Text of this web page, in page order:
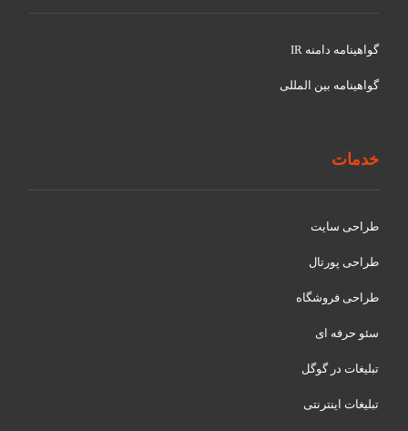
گواهينامه دامنه IR
گواهينامه بین المللی
خدمات
طراحی سایت
طراحی پورتال
طراحی فروشگاه
سئو حرفه ای
تبلیغات در گوگل
تبلیغات اینترنتی